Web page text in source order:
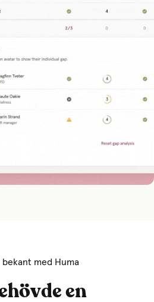
bekant med Huma
en